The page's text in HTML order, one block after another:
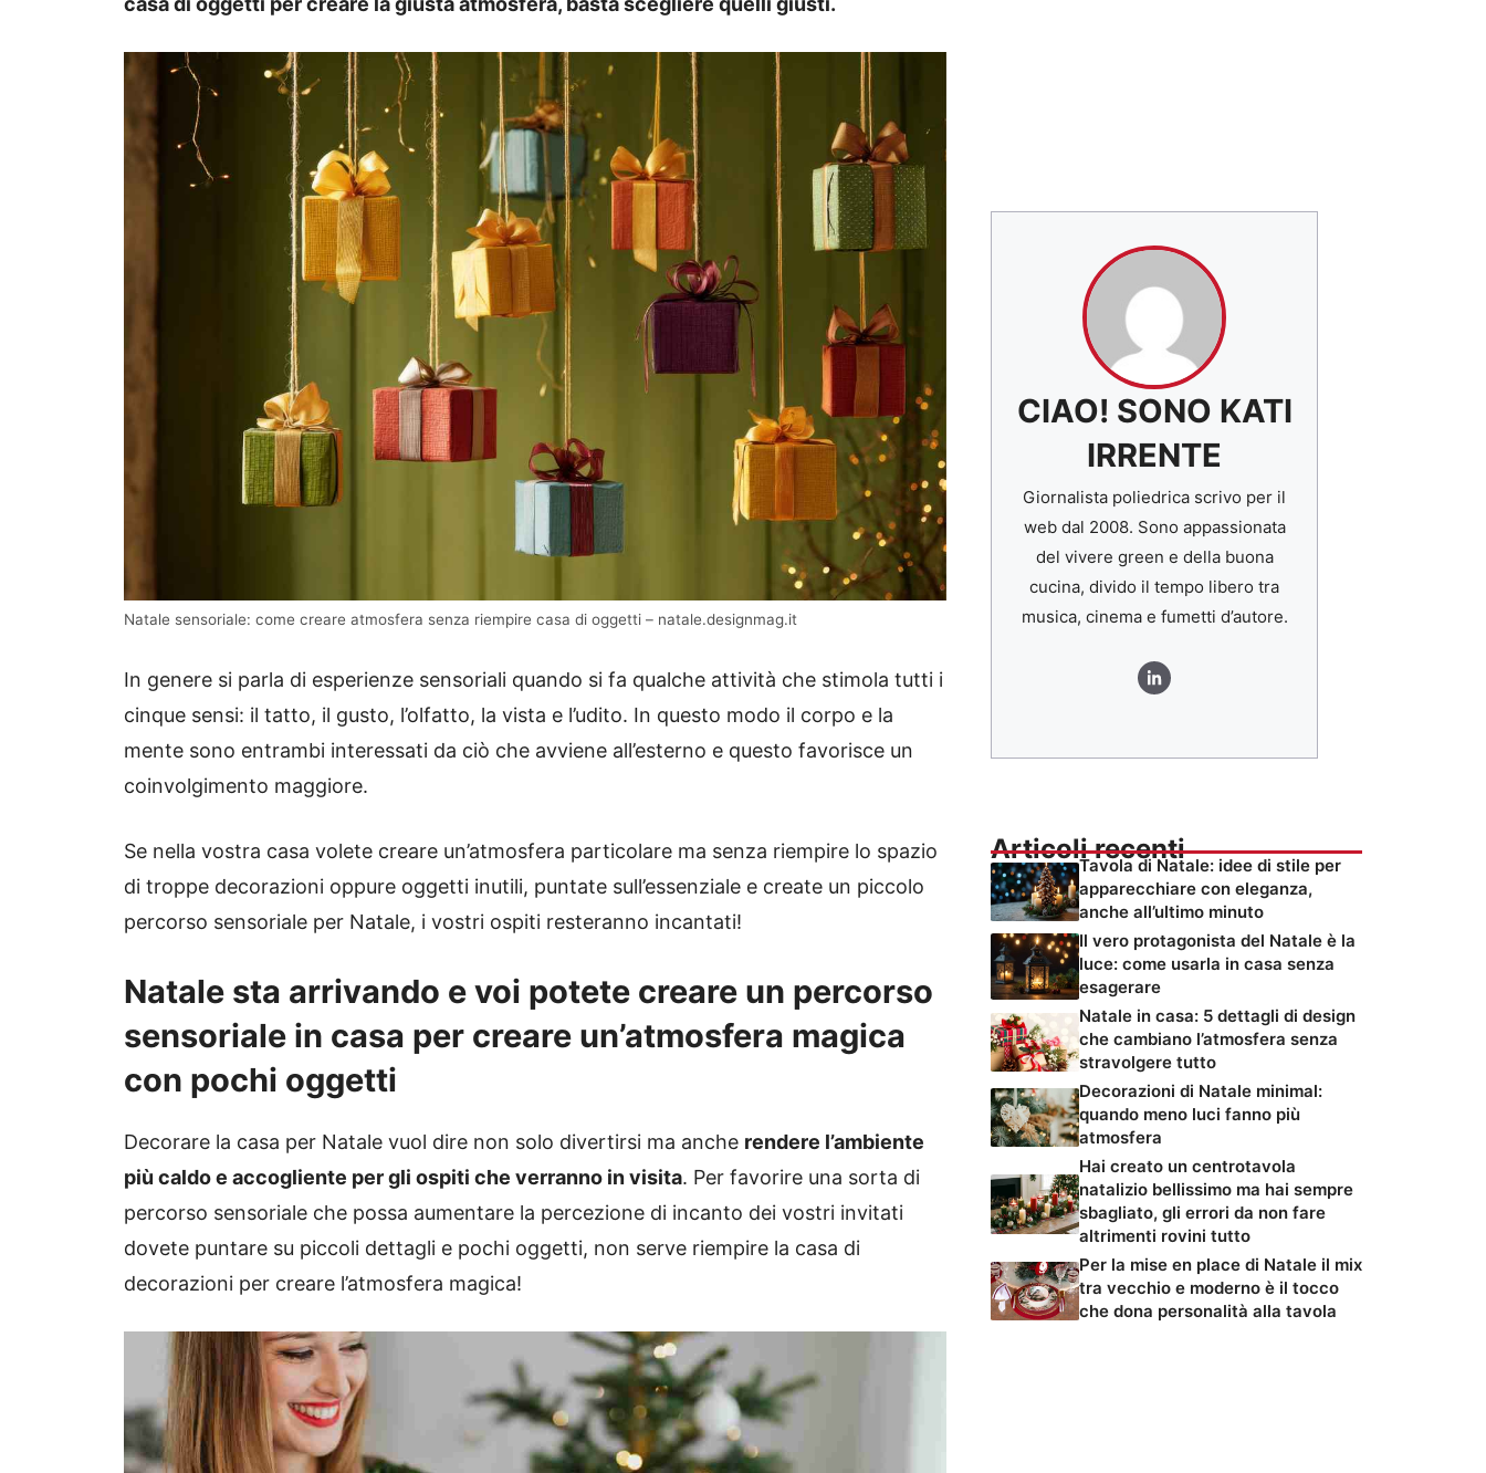
Natale sensoriale: come creare atmosfera senza riempire casa di oggetti – natale.designmag.it
In genere si parla di esperienze sensoriali quando si fa qualche attività che stimola tutti i
cinque sensi: il tatto, il gusto, l’olfatto, la vista e l’udito. In questo modo il corpo e la
mente sono entrambi interessati da ciò che avviene all’esterno e questo favorisce un
coinvolgimento maggiore.
Se nella vostra casa volete creare un’atmosfera particolare ma senza riempire lo spazio
di troppe decorazioni oppure oggetti inutili, puntate sull’essenziale e create un piccolo
percorso sensoriale per Natale, i vostri ospiti resteranno incantati!
Natale sta arrivando e voi potete creare un percorso
sensoriale in casa per creare un’atmosfera magica
con pochi oggetti
Decorare la casa per Natale vuol dire non solo divertirsi ma anche rendere l’ambiente
più caldo e accogliente per gli ospiti che verranno in visita. Per favorire una sorta di
percorso sensoriale che possa aumentare la percezione di incanto dei vostri invitati
dovete puntare su piccoli dettagli e pochi oggetti, non serve riempire la casa di
decorazioni per creare l’atmosfera magica!
CIAO! SONO KATI
IRRENTE
Giornalista poliedrica scrivo per il
web dal 2008. Sono appassionata
del vivere green e della buona
cucina, divido il tempo libero tra
musica, cinema e fumetti d’autore.
Articoli recenti
Tavola di Natale: idee di stile per
apparecchiare con eleganza,
anche all’ultimo minuto
Il vero protagonista del Natale è la
luce: come usarla in casa senza
esagerare
Natale in casa: 5 dettagli di design
che cambiano l’atmosfera senza
stravolgere tutto
Decorazioni di Natale minimal:
quando meno luci fanno più
atmosfera
Hai creato un centrotavola
natalizio bellissimo ma hai sempre
sbagliato, gli errori da non fare
altrimenti rovini tutto
Per la mise en place di Natale il mix
tra vecchio e moderno è il tocco
che dona personalità alla tavola